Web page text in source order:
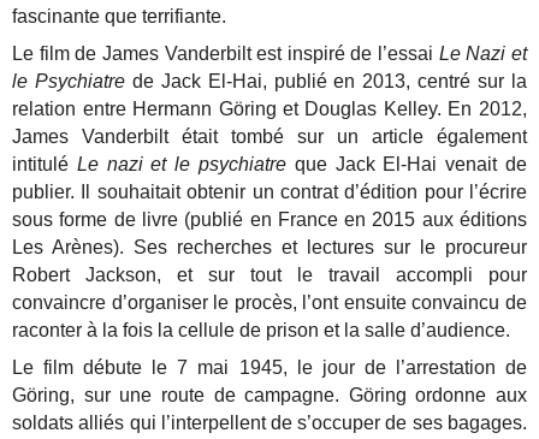
fascinante que terrifiante.
Le film de James Vanderbilt est inspiré de l’essai Le Nazi et
le Psychiatre de Jack El-Hai, publié en 2013, centré sur la
relation entre Hermann Göring et Douglas Kelley. En 2012,
James Vanderbilt était tombé sur un article également
intitulé Le nazi et le psychiatre que Jack El-Hai venait de
publier. Il souhaitait obtenir un contrat d’édition pour l’écrire
sous forme de livre (publié en France en 2015 aux éditions
Les Arènes). Ses recherches et lectures sur le procureur
Robert Jackson, et sur tout le travail accompli pour
convaincre d’organiser le procès, l’ont ensuite convaincu de
raconter à la fois la cellule de prison et la salle d’audience.
Le film débute le 7 mai 1945, le jour de l’arrestation de
Göring, sur une route de campagne. Göring ordonne aux
soldats alliés qui l’interpellent de s’occuper de ses bagages.